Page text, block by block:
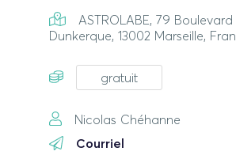
ASTROLABE, 79 Boulevard
Dunkerque, 13002 Marseille,
gratuit
Nicolas Chéhanne
Courriel